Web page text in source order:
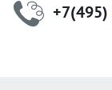
+7(495)